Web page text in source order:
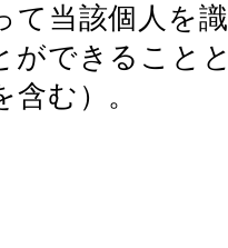
て当該個人を識
ができることと
む）。